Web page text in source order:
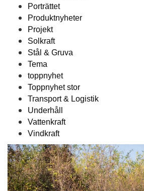
Porträttet
Produktnyheter
Projekt
Solkraft
Stål & Gruva
Tema
toppnyhet
Toppnyhet stor
Transport & Logistik
Underhåll
Vattenkraft
Vindkraft